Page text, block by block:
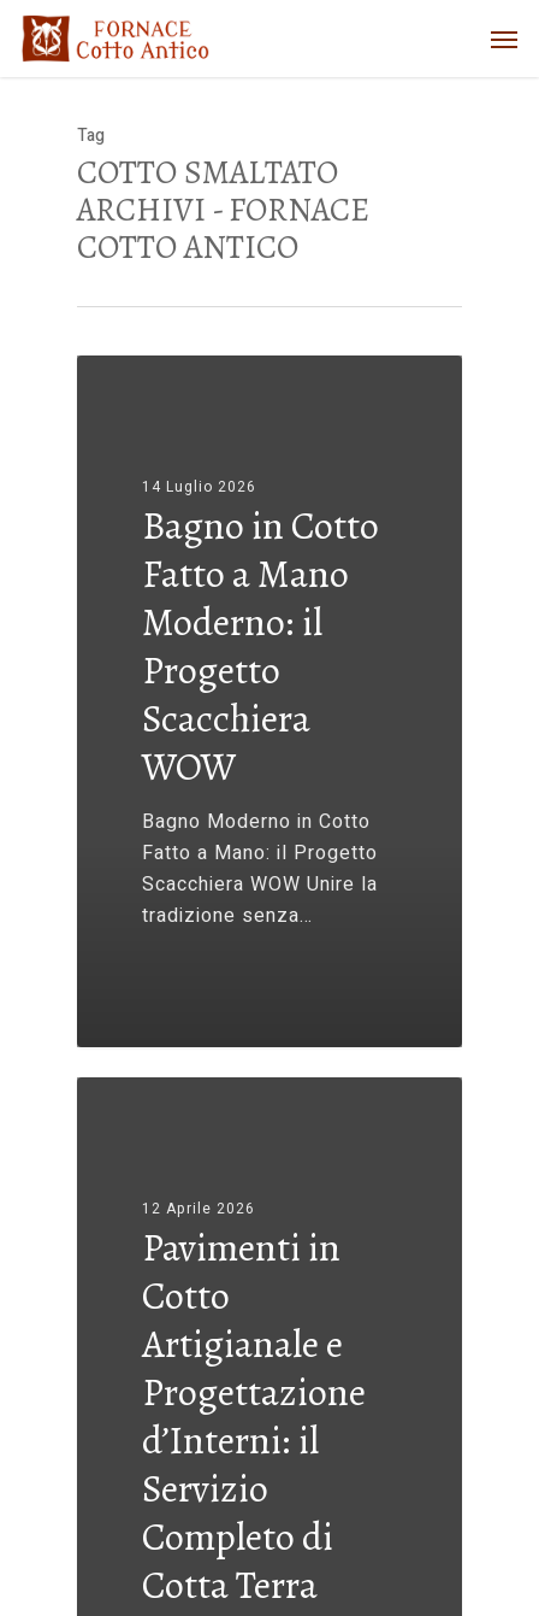
Tag
COTTO SMALTATO
ARCHIVI - FORNACE
COTTO ANTICO
14 Luglio 2026
Bagno in Cotto
Fatto a Mano
Moderno: il
Progetto
Scacchiera
WOW
Bagno Moderno in Cotto
Fatto a Mano: il Progetto
Scacchiera WOW Unire la
tradizione senza…
12 Aprile 2026
Pavimenti in
Cotto
Artigianale e
Progettazione
d’Interni: il
Servizio
Completo di
Cotta Terra